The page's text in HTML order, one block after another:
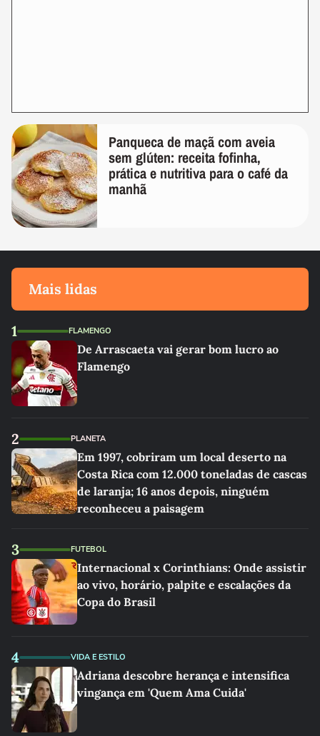
Panqueca de maçã com aveia
sem glúten: receita fofinha,
prática e nutritiva para o café da
manhã
Mais lidas
1 FLAMENGO
De Arrascaeta vai gerar bom lucro ao
Flamengo
2 PLANETA
Em 1997, cobriram um local deserto na
Costa Rica com 12.000 toneladas de cascas
de laranja; 16 anos depois, ninguém
reconheceu a paisagem
3 FUTEBOL
Internacional x Corinthians: Onde assistir
ao vivo, horário, palpite e escalações da
Copa do Brasil
4 VIDA E ESTILO
Adriana descobre herança e intensifica
vingança em 'Quem Ama Cuida'